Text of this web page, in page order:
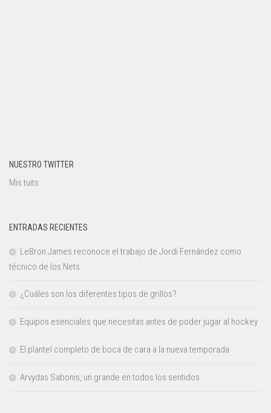
NUESTRO TWITTER
Mis tuits
ENTRADAS RECIENTES
LeBron James reconoce el trabajo de Jordi Fernández como
técnico de los Nets.
¿Cuáles son los diferentes tipos de grillos?
Equipos esenciales que necesitas antes de poder jugar al hockey
El plantel completo de boca de cara a la nueva temporada
Arvydas Sabonis, un grande en todos los sentidos